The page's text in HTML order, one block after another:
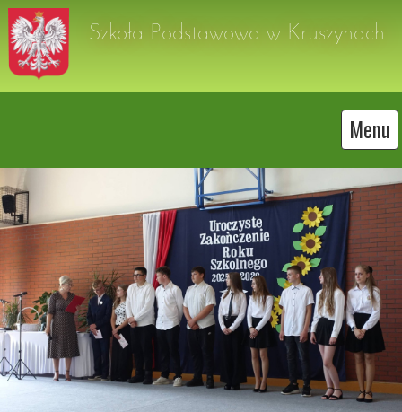
Szkoła Podstawowa w Kruszynach
Menu